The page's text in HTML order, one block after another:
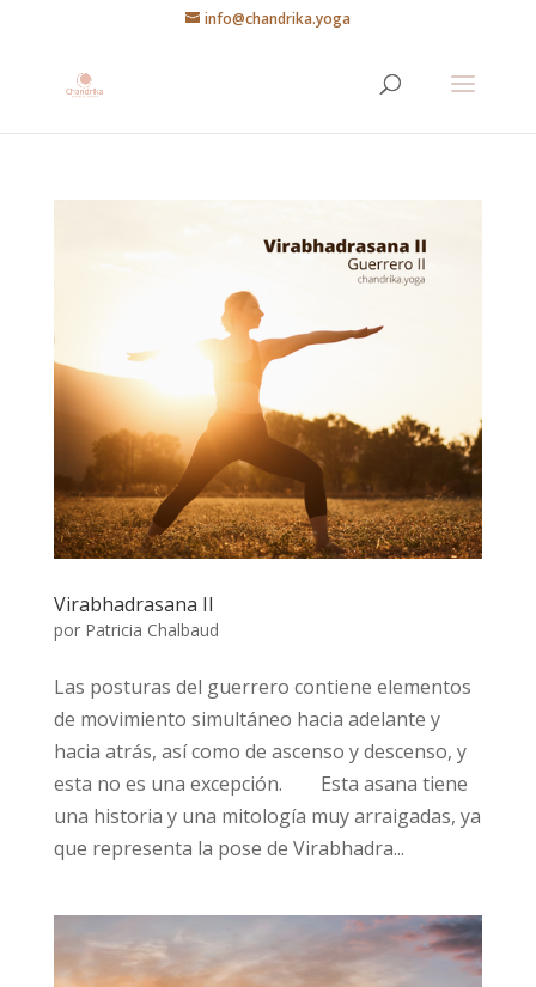
info@chandrika.yoga
Virabhadrasana II
por Patricia Chalbaud
Las posturas del guerrero contiene elementos
de movimiento simultáneo hacia adelante y
hacia atrás, así como de ascenso y descenso, y
esta no es una excepción.⠀ ⠀ Esta asana tiene
una historia y una mitología muy arraigadas, ya
que representa la pose de Virabhadra...